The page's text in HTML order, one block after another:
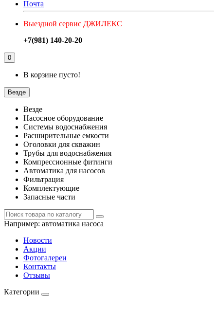
Почта
Выездной сервис ДЖИЛЕКС
+7(981) 140-20-20
0
В корзине пусто!
Везде
Везде
Насосное оборудование
Системы водоснабжения
Расширительные емкости
Оголовки для скважин
Трубы для водоснабжения
Компрессионные фитинги
Автоматика для насосов
Фильтрация
Комплектующие
Запасные части
Например: автоматика насоса
Новости
Акции
Фотогалереи
Контакты
Отзывы
Категории